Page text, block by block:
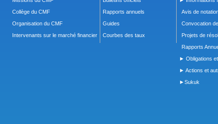
Collège du CMF
Organisation du CMF
Intervenants sur le marché financier
Rapports annuels
Guides
Courbes des taux
Avis de
Convocation
Projets de
Rapports
► Obligations
► Actions et
►Sukuk